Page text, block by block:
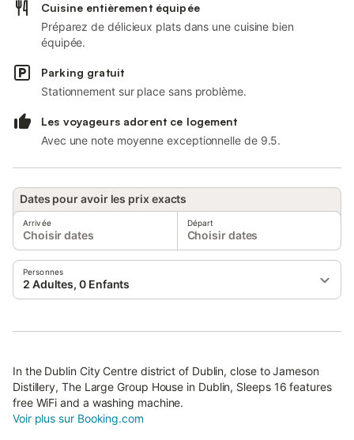
Cuisine entièrement équipée
Préparez de délicieux plats dans une cuisine bien
équipée.
Parking gratuit
Stationnement sur place sans problème.
Les voyageurs adorent ce logement
Avec une note moyenne exceptionnelle de 9.5.
Dates pour avoir les prix exacts
Arrivée
Choisir dates
Départ
Choisir dates
Personnes
2 Adultes, 0 Enfants
In the Dublin City Centre district of Dublin, close to Jameson
Distillery, The Large Group House in Dublin, Sleeps 16 features
free WiFi and a washing machine.
Voir plus sur Booking.com